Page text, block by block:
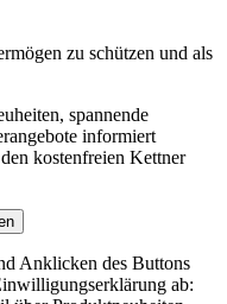
zu schützen und als
spannende
informiert
kostenfreien Kettner
Anklicken des Buttons
ab: